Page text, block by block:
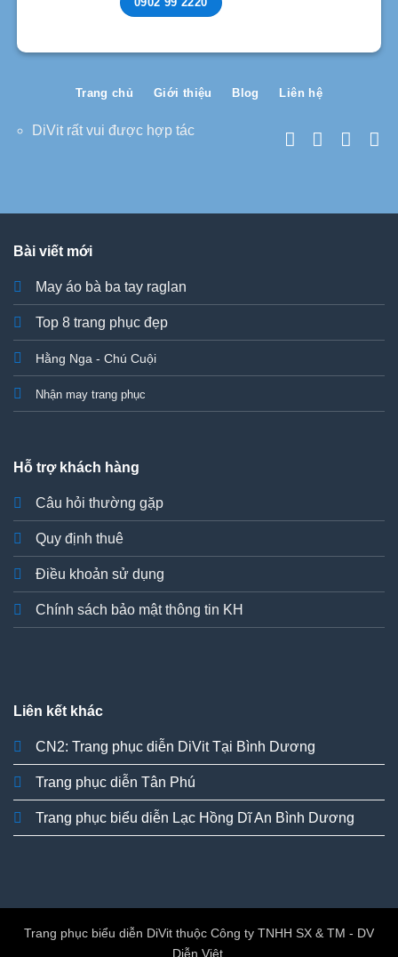
DiVit rất vui được hợp tác
Trang chủ Giới thiệu Blog Liên hệ
Bài viết mới
May áo bà ba tay raglan
Top 8 trang phục đẹp
Hằng Nga - Chú Cuội
Nhận may trang phục
Hỗ trợ khách hàng
Câu hỏi thường gặp
Quy định thuê
Điều khoản sử dụng
Chính sách bảo mật thông tin KH
Liên kết khác
CN2: Trang phục diễn DiVit Tại Bình Dương
Trang phục diễn Tân Phú
Trang phục biểu diễn Lạc Hồng Dĩ An Bình Dương
Trang phục biểu diễn DiVit thuộc Công ty TNHH SX & TM - DV
Diễn Việt.